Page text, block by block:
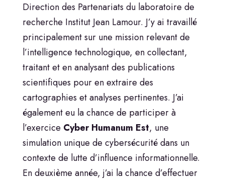
Direction des Partenariats du laboratoire de
recherche Institut Jean Lamour. J’y ai travaillé
principalement sur une mission relevant de
l’intelligence technologique, en collectant,
traitant et en analysant des publications
scientifiques pour en extraire des
cartographies et analyses pertinentes. J’ai
également eu la chance de participer à
l’exercice Cyber Humanum Est, une
simulation unique de cybersécurité dans un
contexte de lutte d’influence informationnelle.
En deuxième année, j’ai la chance d’effectuer